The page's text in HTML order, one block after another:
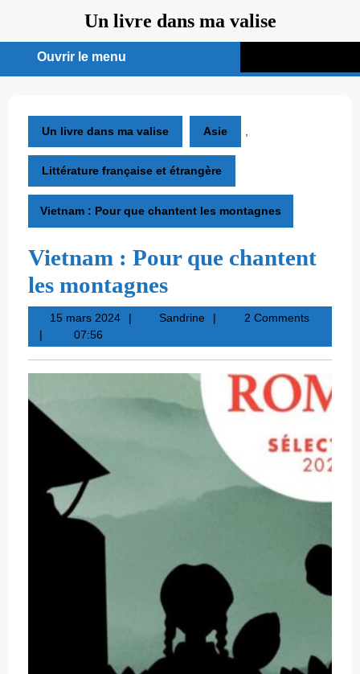
contenu
Un livre dans ma valise
Ouvrir le menu
menu
Un livre dans ma valise Asie
Littérature française et étrangère
Vietnam : Pour que chantent les montagnes
Vietnam : Pour que chantent
les montagnes
15 mars 202415
2024
SandrineSandrine2 Comments
07:56